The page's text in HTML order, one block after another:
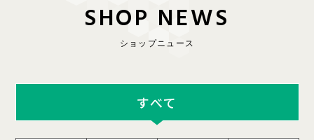
SHOP NEWS
ショップニュース
すべて